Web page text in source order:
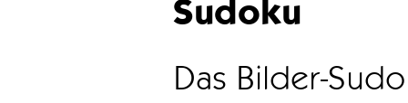
Sudoku
Das Bilder-